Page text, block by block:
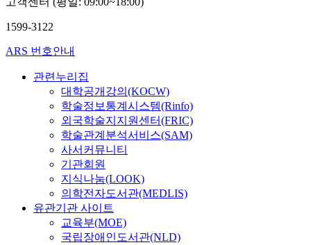
1599-3122
ARS 번호안내
관련누리집
대학공개강의(KOCW)
학술정보통계시스템(Rinfo)
외국학술지지원센터(FRIC)
학술관계분석서비스(SAM)
사서커뮤니티
기관회원
지식나눔(LOOK)
의학전자도서관(MEDLIS)
유관기관 사이트
교육부(MOE)
국립장애인도서관(NLD)